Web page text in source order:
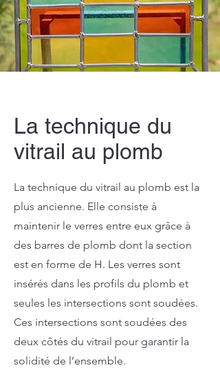
La technique du
vitrail au plomb
La technique du vitrail au plomb est la
plus ancienne. Elle consiste à
maintenir le verres entre eux grâce à
des barres de plomb dont la section
est en forme de H. Les verres sont
insérés dans les profils du plomb et
seules les intersections sont soudées.
Ces intersections sont soudées des
deux côtés du vitrail pour garantir la
solidité de l’ensemble.